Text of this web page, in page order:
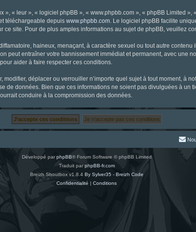
« leur », « logiciel phpBB », « www.phpbb.com », « phpBB Limited
téléchargeable depuis www.phpbb.com . Le logiciel phpBB facilite
site. Pour de plus amples informations au sujet de phpBB, veuillez
haineux, menaçant, à caractère sexuel ou tout autre
peut entraîner votre bannissement immédiat et permanent, avec une
aider à faire respecter ces conditions.
déplacer ou verrouiller n’importe quel sujet à tout moment, à
de données. Bien que ces informations ne soient pas divulguées à un
conduire à la compromission des données.
Développé parphpBB® Forum Software © phpBB Limited
Traduit parphpBB-fr.com
Breizh Shoutbox v1.8.4 By Sylver35 - Breizh Code
Confidentialité | Conditions